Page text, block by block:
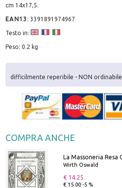
cm 14x17,5.
EAN13 :3391891974967
Testo in:
Peso: 0.2 kg
difficilmente reperibile - NON ordinabile
COMPRA ANCHE
Wirth Oswald
€ 14.25
€ 15.00 -5 %